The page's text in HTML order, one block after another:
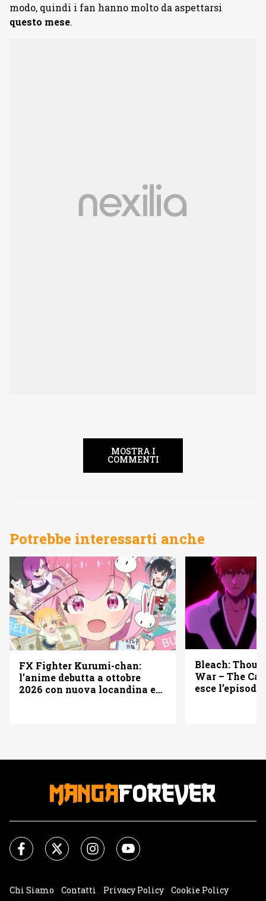
modo, quindi i fan hanno molto da aspettarsi
questo mese.
MOSTRA I
COMMENTI
Potrebbe interessarti anche
FX Fighter Kurumi-chan:
l’anime debutta a ottobre
2026 con nuova locandina e
Bleach:
War – The
esce
Chi Siamo Contatti Privacy Policy
Cookie Policy